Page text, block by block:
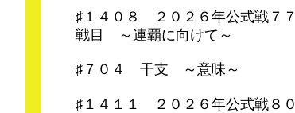
♯１４０８ ２０２６年公式戦７７
戦目 ～連覇に向けて～
♯７０４ 干支 ～意味～
♯１４１１ ２０２６年公式戦８０